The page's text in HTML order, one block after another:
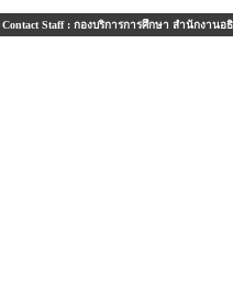
Contact Staff : กองบริการการศึกษา สำนักงานอธิ